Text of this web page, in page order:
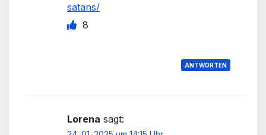
satans/
8
ANTWORTEN
Lorena sagt: